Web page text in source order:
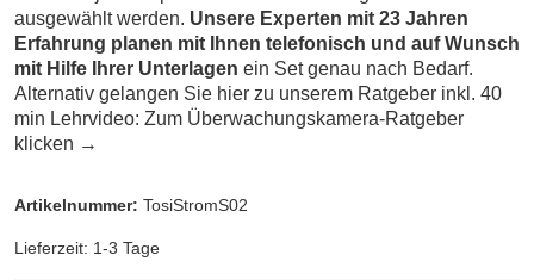
ausgewählt werden. Unsere Experten mit 23 Jahren
Erfahrung planen mit Ihnen telefonisch und auf Wunsch
mit Hilfe Ihrer Unterlagen ein Set genau nach Bedarf.
Alternativ gelangen Sie hier zu unserem Ratgeber inkl. 40
min Lehrvideo: Zum Überwachungskamera-Ratgeber
klicken →
Artikelnummer: TosiStromS02
Lieferzeit: 1-3 Tage